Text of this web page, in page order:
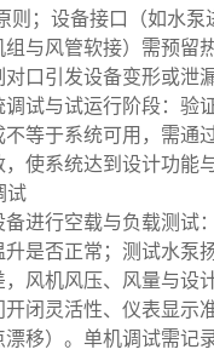
则；设备接口（如水泵
组与风管软接）需预留
口引发设备变形或泄漏
调试与试运行阶段：验
不等于系统可用，需通
，使系统达到设计功能
试
备进行空载与负载测试
升是否正常；测试水泵
，风机风压、风量与设
开闭灵活性、仪表显示
漂移）。单机调试需记